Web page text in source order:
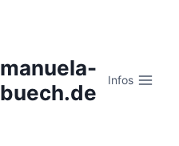
manuela-
buech.de
Infos